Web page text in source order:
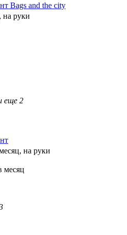
Bags and the city
на руки
еще 2
на руки
месяц